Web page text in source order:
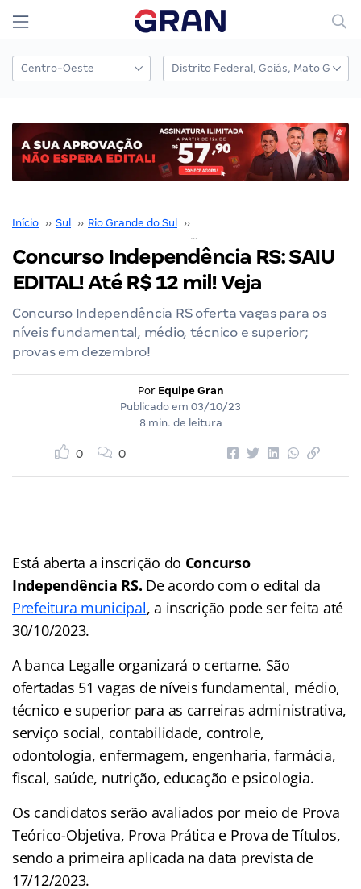
Início ›› Sul ›› Rio Grande do Sul ››
Concurso Independência RS: SAIU
EDITAL! Até R$ 12 mil! Veja
Concurso Independência RS oferta vagas para os
níveis fundamental, médio, técnico e superior;
provas em dezembro!
Por Equipe Gran
Publicado em 03/10/23
8 min. de leitura
0 0
Está aberta a inscrição do Concurso
Independência RS. De acordo com o edital da
Prefeitura municipal, a inscrição pode ser feita até
30/10/2023.
A banca Legalle organizará o certame. São
ofertadas 51 vagas de níveis fundamental, médio,
técnico e superior para as carreiras administrativa,
serviço social, contabilidade, controle,
odontologia, enfermagem, engenharia, farmácia,
fiscal, saúde, nutrição, educação e psicologia.
Os candidatos serão avaliados por meio de Prova
Teórico-Objetiva, Prova Prática e Prova de Títulos,
sendo a primeira aplicada na data prevista de
17/12/2023.